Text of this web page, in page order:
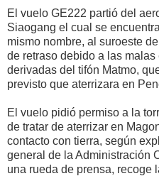
El vuelo GE222 partió del
Siaogang el cual se
mismo nombre, al suroeste
de retraso debido a las
derivadas del tifón Matmo,
previsto que aterrizara en
El vuelo pidió permiso a la
de tratar de aterrizar en
contacto con tierra, según
general de la Administración
una rueda de prensa, recoge